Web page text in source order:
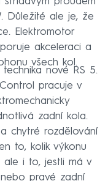
Důležité ale je, že
Elektromotor
akceleraci a
všech kol.
nové RS 5.
pracuje v
zadní kola.
chytré rozdělování
to, kolik výkonu
ale i to, jestli má v
pravé zadní